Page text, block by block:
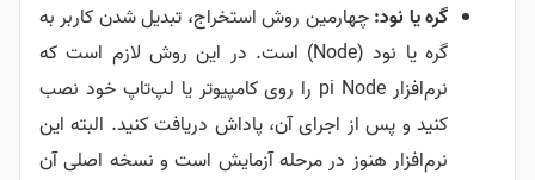
گره یا نود:چهارمین روش استخراج، تبدیل شدن کاربر به
گره یا نود (Node) است. در این روش لازم است که
نرم‌افزار pi Node را روی کامپیوتر یا لپ‌تاپ خود نصب
کنید و پس از اجرای آن، پاداش دریافت کنید. البته این
نرم‌افزار هنوز در مرحله آزمایش است و نسخه اصلی آن